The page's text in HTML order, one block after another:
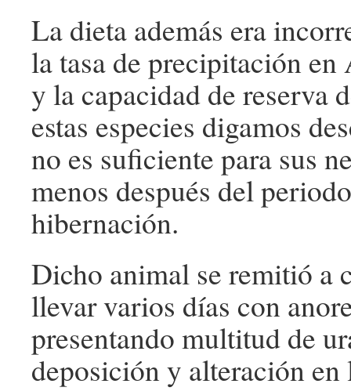
La dieta además era
la tasa de precipitación en
y la capacidad de reserva
estas especies digamos
no es suficiente para sus
menos después del
hibernación.
Dicho animal se remitió a
llevar varios días con
presentando multitud de
deposición y alteración en